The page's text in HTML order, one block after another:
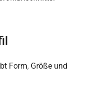
Form, Größe und